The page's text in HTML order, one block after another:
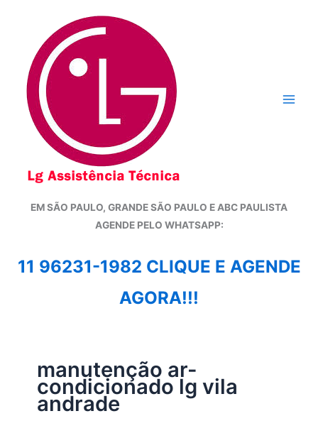
conteúdo
EM SÃO PAULO, GRANDE SÃO PAULO E ABC PAULISTA
AGENDE PELO WHATSAPP:
11 96231-1982 CLIQUE E AGENDE
AGORA!!!
manutenção ar-
condicionado lg vila
andrade